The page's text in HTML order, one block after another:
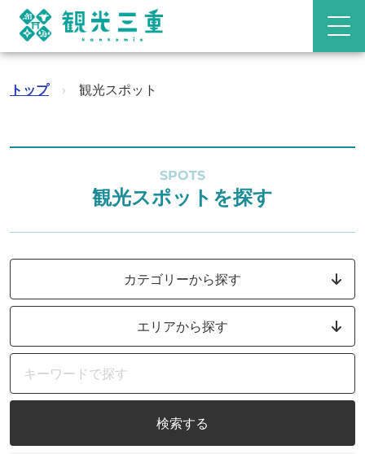
トップ › 観光スポット
SPOTS
観光スポットを探す
カテゴリーから探す
エリアから探す
検索する